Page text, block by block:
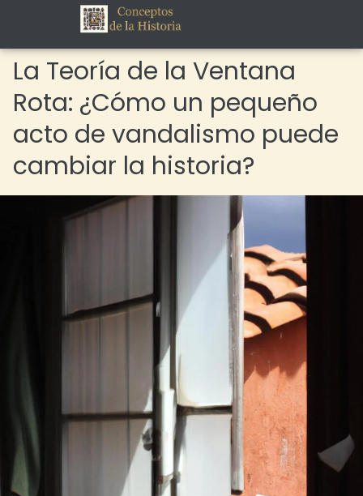
La Teoría de la Ventana
Rota: ¿Cómo un pequeño
acto de vandalismo puede
cambiar la historia?